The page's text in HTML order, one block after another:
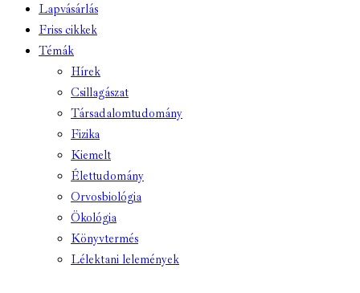
Lapvásárlás
Friss cikkek
Témák
Hírek
Csillagászat
Társadalomtudomány
Fizika
Kiemelt
Élettudomány
Orvosbiológia
Ökológia
Könyvtermés
Lélektani lelemények